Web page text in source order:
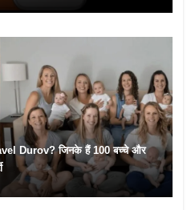
Durov? जिनके हैं 100 बच्चे और